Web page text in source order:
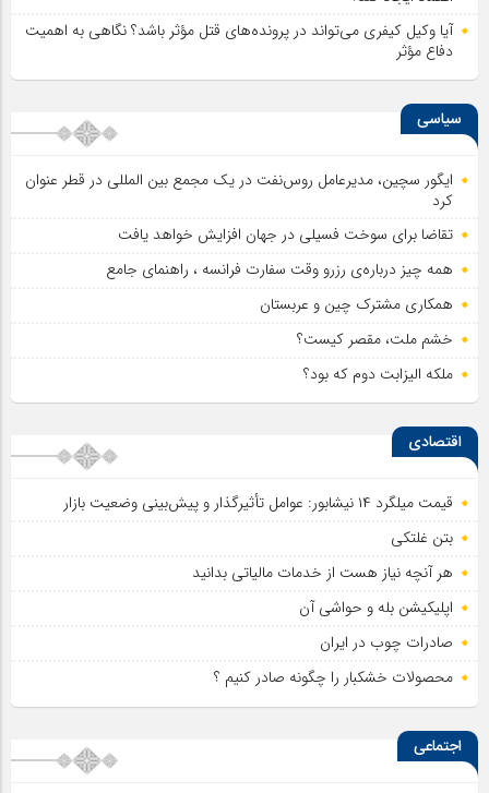
آیا وکیل کیفری می‌تواند در پرونده‌های قتل مؤثر باشد؟ نگاهی به اهمیت
دفاع مؤثر
سیاسی
ایگور سچین، مدیرعامل روس‌نفت در یک مجمع بین المللی در قطر عنوان
کرد
تقاضا برای سوخت فسیلی در جهان افزایش خواهد یافت
همه چیز درباره‌ی رزرو وقت سفارت فرانسه ، راهنمای جامع
همکاری مشترک چین و عربستان
خشم ملت، مقصر کیست؟
ملکه الیزابت دوم که بود؟
اقتصادی
قیمت میلگرد ۱۴ نیشابور: عوامل تأثیرگذار و پیش‌بینی وضعیت بازار
بتن غلتکی
هر آنچه نیاز هست از خدمات مالیاتی بدانید
اپلیکیشن بله و حواشی آن
صادرات چوب در ایران
محصولات خشکبار را چگونه صادر کنیم ؟
اجتماعی